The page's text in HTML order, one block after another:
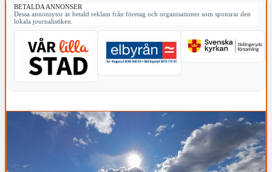
BETALDA ANNONSER
Dessa annonsytor är betald reklam från företag och organisationer som sponsrar den
lokala journalistiken.